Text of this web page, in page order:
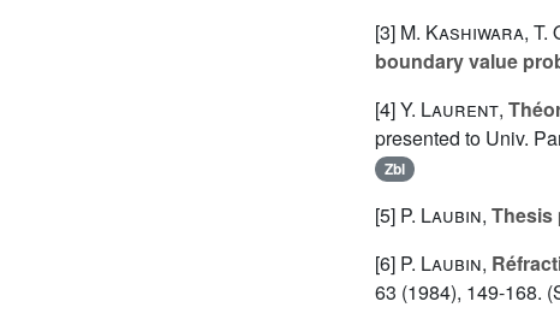
[3] M. Kashiwara, T.
boundary value
[4]Y. Laurent,
presented to Univ.
Zbl
[5] P. Laubin, Thesis
[6] P. Laubin,
63 (1984), 149-168.